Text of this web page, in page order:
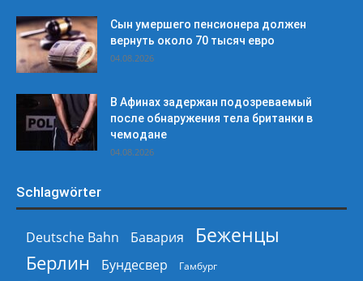
Сын умершего пенсионера должен
вернуть около 70 тысяч евро
04.08.2026
В Афинах задержан подозреваемый
после обнаружения тела британки в
чемодане
04.08.2026
Schlagwörter
Deutsche Bahn Бавария
Беженцы
Берлин
Бундесвер Гамбург